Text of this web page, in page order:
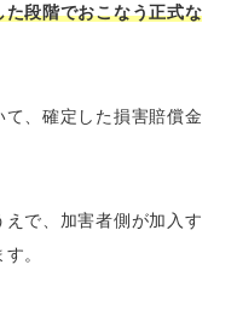
段階でおこなう正式な
、確定した損害賠償金
で、加害者側が加入す
。